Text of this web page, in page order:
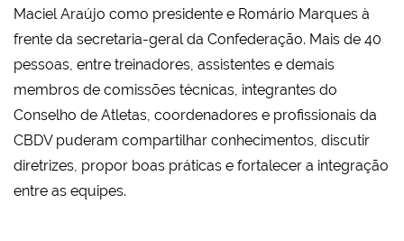
Maciel Araújo como presidente e Romário Marques à
frente da secretaria-geral da Confederação. Mais de 40
pessoas, entre treinadores, assistentes e demais
membros de comissões técnicas, integrantes do
Conselho de Atletas, coordenadores e profissionais da
CBDV puderam compartilhar conhecimentos, discutir
diretrizes, propor boas práticas e fortalecer a integração
entre as equipes.